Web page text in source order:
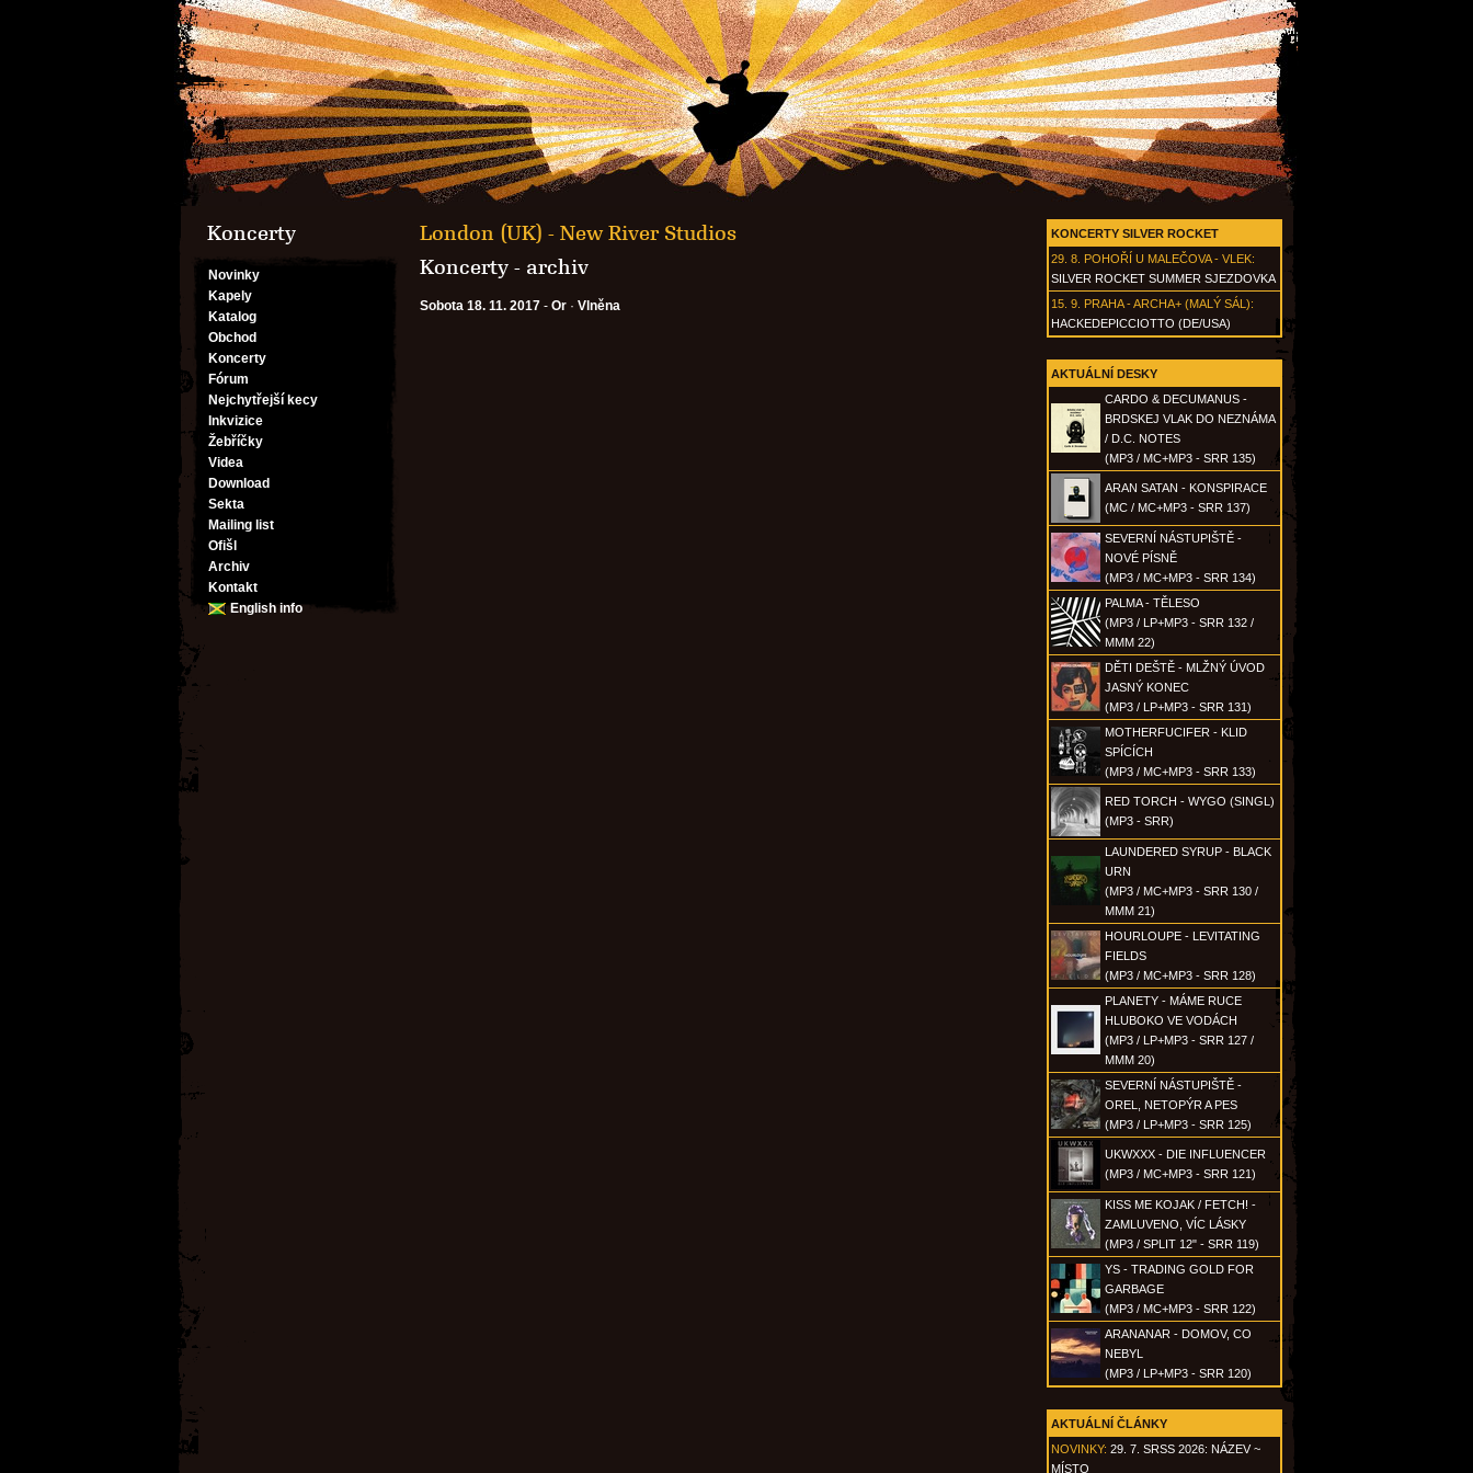
Koncerty
Novinky
Kapely
Katalog
Obchod
Koncerty
Fórum
Nejchytřejší kecy
Inkvizice
Žebříčky
Videa
Download
Sekta
Mailing list
Ofišl
Archiv
Kontakt
English info
KONCERTY SILVER ROCKET
29. 8. POHOŘÍ U MALEČOVA - VLEK:
SILVER ROCKET SUMMER SJEZDOVKA
15. 9. PRAHA - ARCHA+ (MALÝ SÁL):
HACKEDEPICCIOTTO (DE/USA)
AKTUÁLNÍ DESKY
CARDO & DECUMANUS -
BRDSKEJ VLAK DO NEZNÁMA
/ D.C. NOTES
(MP3 / MC+MP3 - SRR 135)
ARAN SATAN - KONSPIRACE
(MC / MC+MP3 - SRR 137)
SEVERNÍ NÁSTUPIŠTĚ -
NOVÉ PÍSNĚ
(MP3 / MC+MP3 - SRR 134)
PALMA - TĚLESO
(MP3 / LP+MP3 - SRR 132 /
MMM 22)
DĚTI DEŠTĚ - MLŽNÝ ÚVOD
JASNÝ KONEC
(MP3 / LP+MP3 - SRR 131)
MOTHERFUCIFER - KLID
SPÍCÍCH
(MP3 / MC+MP3 - SRR 133)
RED TORCH - WYGO (SINGL)
(MP3 - SRR)
LAUNDERED SYRUP - BLACK
URN
(MP3 / MC+MP3 - SRR 130 /
MMM 21)
HOURLOUPE - LEVITATING
FIELDS
(MP3 / MC+MP3 - SRR 128)
PLANETY - MÁME RUCE
HLUBOKO VE VODÁCH
(MP3 / LP+MP3 - SRR 127 /
MMM 20)
SEVERNÍ NÁSTUPIŠTĚ -
OREL, NETOPÝR A PES
(MP3 / LP+MP3 - SRR 125)
UKWXXX - DIE INFLUENCER
(MP3 / MC+MP3 - SRR 121)
KISS ME KOJAK / FETCH! -
ZAMLUVENO, VÍC LÁSKY
(MP3 / SPLIT 12" - SRR 119)
YS - TRADING GOLD FOR
GARBAGE
(MP3 / MC+MP3 - SRR 122)
ARANANAR - DOMOV, CO
NEBYL
(MP3 / LP+MP3 - SRR 120)
AKTUÁLNÍ ČLÁNKY
NOVINKY: 29. 7. SRSS 2026: NÁZEV ~
MÍSTO
London (UK) - New River Studios
Koncerty - archiv
Sobota 18. 11. 2017 - Or · Vlněna